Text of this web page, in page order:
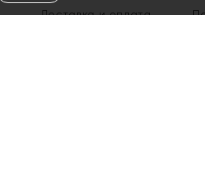
Доставка и оплата